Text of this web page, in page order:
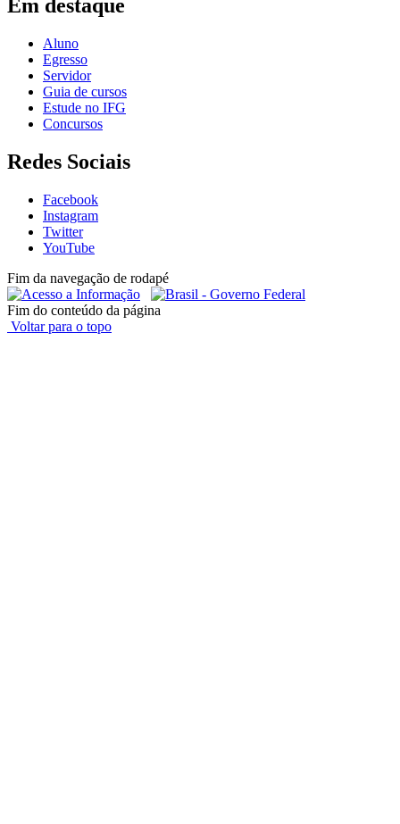
Em destaque
Aluno
Egresso
Servidor
Guia de cursos
Estude no IFG
Concursos
Redes Sociais
Facebook
Instagram
Twitter
YouTube
Fim da navegação de rodapé
Fim do conteúdo da página
Voltar para o topo